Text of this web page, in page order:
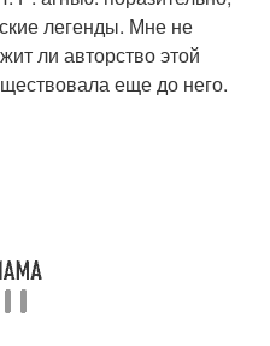
легенды. Мне не
ли авторство этой
еще до него.